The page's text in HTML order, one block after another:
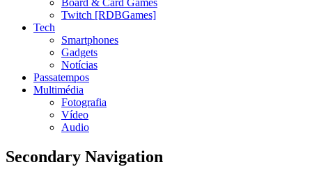
Twitch [RDBGames]
Tech
Smartphones
Gadgets
Notícias
Passatempos
Multimédia
Fotografia
Vídeo
Audio
Secondary Navigation